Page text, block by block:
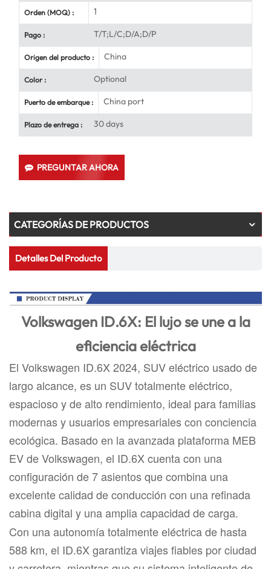
Orden (MOQ) : 1
Pago : T/T;L/C;D/A;D/P
Origen del producto : China
Color : Optional
Puerto de embarque : China port
Plazo de entrega : 30 days
PREGUNTAR AHORA
CATEGORÍAS DE PRODUCTOS
Detalles Del Producto
Volkswagen ID.6X: El lujo se une a la
eficiencia eléctrica
El Volkswagen ID.6X 2024, SUV eléctrico usado de
largo alcance, es un SUV totalmente eléctrico,
espacioso y de alto rendimiento, ideal para familias
modernas y usuarios empresariales con conciencia
ecológica. Basado en la avanzada plataforma MEB
EV de Volkswagen, el ID.6X cuenta con una
configuración de 7 asientos que combina una
excelente calidad de conducción con una refinada
cabina digital y una amplia capacidad de carga.
Con una autonomía totalmente eléctrica de hasta
588 km, el ID.6X garantiza viajes fiables por ciudad